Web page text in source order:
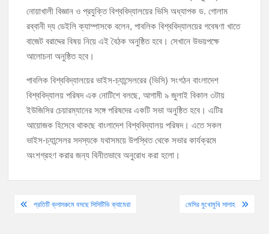
নোয়াখালী বিজ্ঞান ও প্রযুক্তি বিশ্ববিদ্যালয়ের ভিসি অধ্যাপক ড. গোলাম
রব্বানী দ্য ডেইলি ক্যাম্পাসকে বলেন, পাবলিক বিশ্ববিদ্যালয়ের গবেষণা খাতে
বাজেট বরাদ্দের বিষয় নিয়ে এই বৈঠক অনুষ্ঠিত হবে। সেখানে উভয়পক্ষে
আলোচনা অনুষ্ঠিত হবে।
পাবলিক বিশ্ববিদ্যালয়ের ভাইস-চ্যান্সেলরের (ভিসি) সংগঠন বাংলাদেশ
বিশ্ববিদ্যালয় পরিষদ এক নোটিশে বলছে, আগামী ৯ জুলাই বিকাল ৩টায়
ইউজিসির চেয়ারম্যানের সঙ্গে পরিষদের একটি সভা অনুষ্ঠিত হবে। এটির
আয়োজক হিসেবে থাকছে বাংলাদেশ বিশ্ববিদ্যালয় পরিষদ। এতে সকল
ভাইস-চ্যান্সেলর সদস্যকে যথাসময়ে উপস্থিত থেকে সভার কার্যক্রমে
অংশগ্রহণ করার জন্য বিনীতভাবে অনুরোধ করা হলো।
Postপ্রতিটি ক্লাসরুমে বসছে সিসিটিভি ক্যামেরা মেসির মুখোমুখি সালাহ